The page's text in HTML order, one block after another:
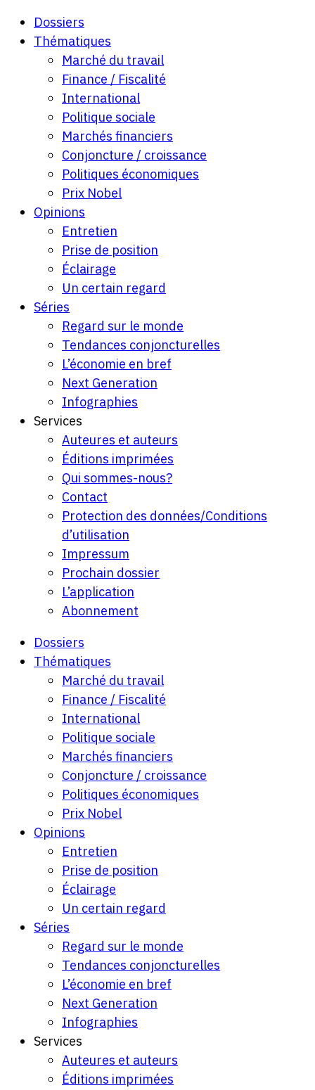
Dossiers
Thématiques
Marché du travail
Finance / Fiscalité
International
Politique sociale
Marchés financiers
Conjoncture / croissance
Politiques économiques
Prix Nobel
Opinions
Entretien
Prise de position
Éclairage
Un certain regard
Séries
Regard sur le monde
Tendances conjoncturelles
L’économie en bref
Next Generation
Infographies
Services
Auteures et auteurs
Éditions imprimées
Qui sommes-nous?
Contact
Protection des données/Conditions
d’utilisation
Impressum
Prochain dossier
L’application
Abonnement
Dossiers
Thématiques
Marché du travail
Finance / Fiscalité
International
Politique sociale
Marchés financiers
Conjoncture / croissance
Politiques économiques
Prix Nobel
Opinions
Entretien
Prise de position
Éclairage
Un certain regard
Séries
Regard sur le monde
Tendances conjoncturelles
L’économie en bref
Next Generation
Infographies
Services
Auteures et auteurs
Éditions imprimées